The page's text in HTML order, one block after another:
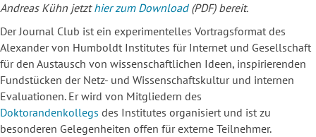
Andreas Kühn jetzthier zum Download(PDF) bereit.
Der Journal Club ist ein experimentelles Vortragsformat des
Alexander von Humboldt Institutes für Internet und Gesellschaft
für den Austausch von wissenschaftlichen Ideen, inspirierenden
Fundstücken der Netz- und Wissenschaftskultur und internen
Evaluationen. Er wird von Mitgliedern des
Doktorandenkollegs des Institutes organisiert und ist zu
besonderen Gelegenheiten offen für externe Teilnehmer.